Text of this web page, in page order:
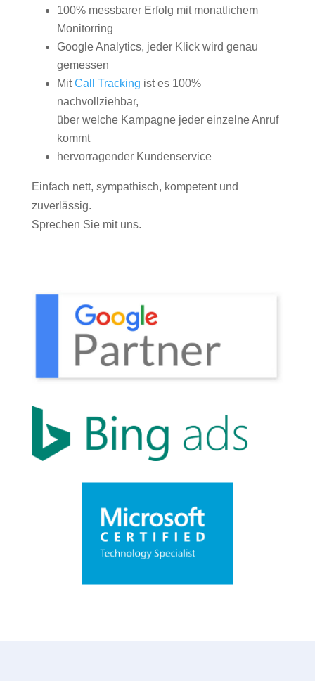
100% messbarer Erfolg mit monatlichem
Monitorring
Google Analytics, jeder Klick wird genau
gemessen
MitCall Tracking ist es 100%
nachvollziehbar,
über welche Kampagne jeder einzelne Anruf
kommt
hervorragender Kundenservice
Einfach nett, sympathisch, kompetent und
zuverlässig.
Sprechen Sie mit uns.